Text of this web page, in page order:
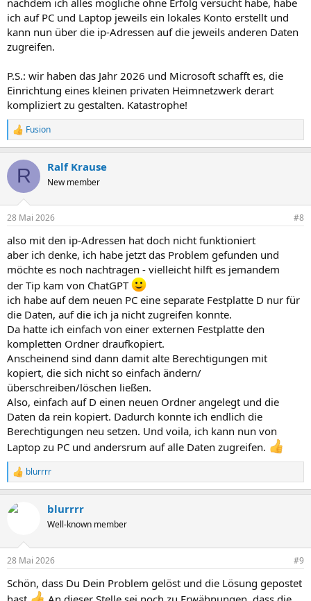
ich auf PC und Laptop jeweils ein lokales Konto erstellt und
kann nun über die ip-Adressen auf die jeweils anderen Daten
zugreifen.
P.S.: wir haben das Jahr 2026 und Microsoft schafft es, die
Einrichtung eines kleinen privaten Heimnetzwerk derart
kompliziert zu gestalten. Katastrophe!
R
e
k
i
e
:
Fusion
R Ralf Krause
New member
28 Mai 2026 #8
also mit den ip-Adressen hat doch nicht funktioniert
aber ich denke, ich habe jetzt das Problem gefunden und
möchte es noch nachtragen - vielleicht hilft es jemandem
der Tip kam von ChatGPT
ich habe auf dem neuen PC eine separate Festplatte D nur für
die Daten, auf die ich ja nicht zugreifen konnte.
Da hatte ich einfach von einer externen Festplatte den
kompletten Ordner draufkopiert.
Anscheinend sind dann damit alte Berechtigungen mit
kopiert, die sich nicht so einfach ändern/
überschreiben/löschen ließen.
Also, einfach auf D einen neuen Ordner angelegt und die
Daten da rein kopiert. Dadurch konnte ich endlich die
Berechtigungen neu setzen. Und voila, ich kann nun von
Laptop zu PC und andersrum auf alle Daten zugreifen.
R
e
k
e
:
blurrrr
blurrrr
Well-known member
28 Mai 2026 #9
Schön, dass Du Dein Problem gelöst und die Lösung gepostet